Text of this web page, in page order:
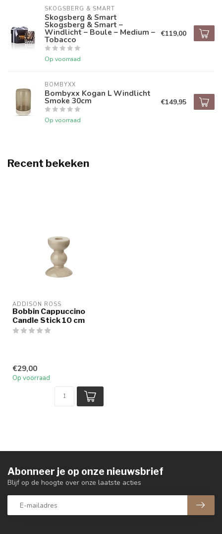
SKOGSBERG & SMART
Skogsberg & Smart
Skogsberg & Smart –
Windlicht – Boule – Medium –
Tobacco
Op voorraad
€119,00
BOMBYXX
Bombyxx Kogan L Windlicht
Smoke 30cm
Op voorraad
€149,95
Recent bekeken
ADDISON ROSS
Bobbin Cappuccino
Candle Stick 10 cm
€29,00
Op voorraad
Abonneer je op onze nieuwsbrief
Blijf op de hoogte over onze laatste acties